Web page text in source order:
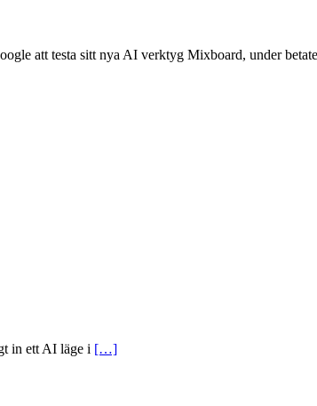
att testa sitt nya AI verktyg Mixboard, under
in ett AI läge i […]